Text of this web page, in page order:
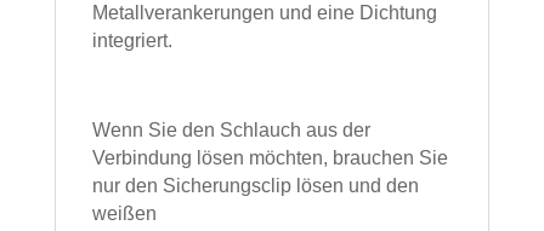
Metallverankerungen und eine Dichtung
integriert.
Wenn Sie den Schlauch aus der
Verbindung lösen möchten, brauchen Sie
nur den Sicherungsclip lösen und den
weißen